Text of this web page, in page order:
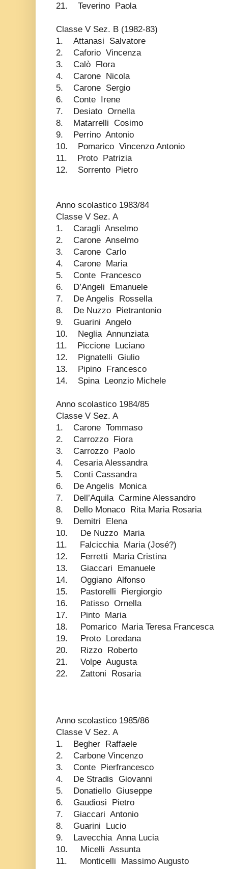
21. Teverino Paola
Classe V Sez. B (1982-83)
1. Attanasi Salvatore
2. Caforio Vincenza
3. Calò Flora
4. Carone Nicola
5. Carone Sergio
6. Conte Irene
7. Desiato Ornella
8. Matarrelli Cosimo
9. Perrino Antonio
10. Pomarico Vincenzo Antonio
11. Proto Patrizia
12. Sorrento Pietro
Anno scolastico 1983/84
Classe V Sez. A
1. Caragli Anselmo
2. Carone Anselmo
3. Carone Carlo
4. Carone Maria
5. Conte Francesco
6. D’Angeli Emanuele
7. De Angelis Rossella
8. De Nuzzo Pietrantonio
9. Guarini Angelo
10. Neglia Annunziata
11. Piccione Luciano
12. Pignatelli Giulio
13. Pipino Francesco
14. Spina Leonzio Michele
Anno scolastico 1984/85
Classe V Sez. A
1. Carone Tommaso
2. Carrozzo Fiora
3. Carrozzo Paolo
4. Cesaria Alessandra
5. Conti Cassandra
6. De Angelis Monica
7. Dell’Aquila Carmine Alessandro
8. Dello Monaco Rita Maria Rosaria
9. Demitri Elena
10. De Nuzzo Maria
11. Falcicchia Maria (José?)
12. Ferretti Maria Cristina
13. Giaccari Emanuele
14. Oggiano Alfonso
15. Pastorelli Piergiorgio
16. Patisso Ornella
17. Pinto Maria
18. Pomarico Maria Teresa Francesca
19. Proto Loredana
20. Rizzo Roberto
21. Volpe Augusta
22. Zattoni Rosaria
Anno scolastico 1985/86
Classe V Sez. A
1. Begher Raffaele
2. Carbone Vincenzo
3. Conte Pierfrancesco
4. De Stradis Giovanni
5. Donatiello Giuseppe
6. Gaudiosi Pietro
7. Giaccari Antonio
8. Guarini Lucio
9. Lavecchia Anna Lucia
10. Micelli Assunta
11. Monticelli Massimo Augusto